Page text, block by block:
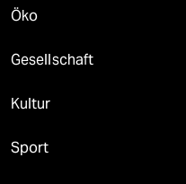
Öko
Gesellschaft
Kultur
Sport